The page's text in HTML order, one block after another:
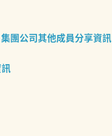
團公司其他成員分享資訊